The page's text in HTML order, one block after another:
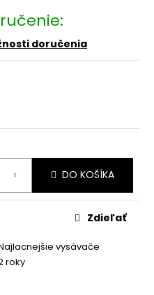
doručenia
DO KOŠÍKA
vysávače
roky
Zdieľať